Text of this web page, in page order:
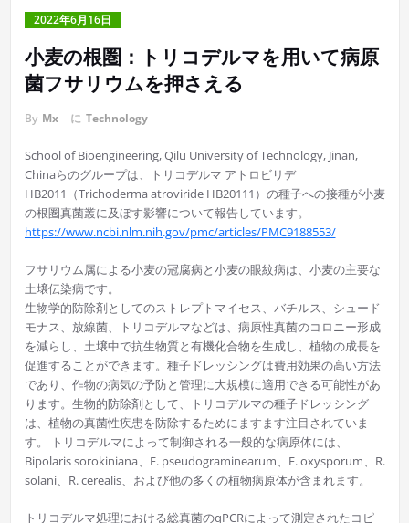
2022年6月16日
小麦の根圏：トリコデルマを用いて病原
菌フサリウムを押さえる
By Mx に Technology
School of Bioengineering, Qilu University of Technology, Jinan,
Chinaらのグループは、トリコデルマ アトロビリデ
HB2011（Trichoderma atroviride HB20111）の種子への接種が小麦
の根圏真菌叢に及ぼす影響について報告しています。
https://www.ncbi.nlm.nih.gov/pmc/articles/PMC9188553/
フサリウム属による小麦の冠腐病と小麦の眼紋病は、小麦の主要な
土壌伝染病です。
生物学的防除剤としてのストレプトマイセス、バチルス、シュード
モナス、放線菌、トリコデルマなどは、病原性真菌のコロニー形成
を減らし、土壌中で抗生物質と有機化合物を生成し、植物の成長を
促進することができます。種子ドレッシングは費用効果の高い方法
であり、作物の病気の予防と管理に大規模に適用できる可能性があ
ります。生物的防除剤として、トリコデルマの種子ドレッシング
は、植物の真菌性疾患を防除するためにますます注目されていま
す。 トリコデルマによって制御される一般的な病原体には、
Bipolaris sorokiniana、F. pseudograminearum、F. oxysporum、R.
solani、R. cerealis、および他の多くの植物病原体が含まれます。
トリコデルマ処理における総真菌のqPCRによって測定されたコピ